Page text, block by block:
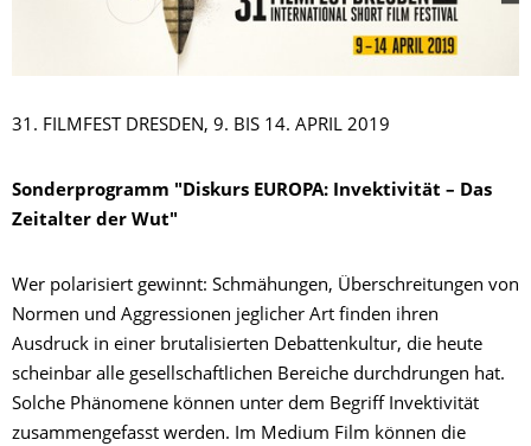
31. FILMFEST DRESDEN, 9. BIS 14. APRIL 2019
Sonderprogramm "Diskurs EUROPA: Invektivität – Das
Zeitalter der Wut"
Wer polarisiert gewinnt: Schmähungen, Überschreitungen von
Normen und Aggressionen jeglicher Art finden ihren
Ausdruck in einer brutalisierten Debattenkultur, die heute
scheinbar alle gesellschaftlichen Bereiche durchdrungen hat.
Solche Phänomene können unter dem Begriff Invektivität
zusammengefasst werden. Im Medium Film können die